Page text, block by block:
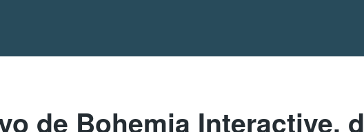
de Bohemia Interactive,